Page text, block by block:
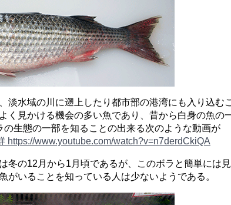
淡水域の川に遡上したり都市部の港湾にも入り込む
く見かける機会の多い魚であり、昔から白身の魚の
生態の一部を知ることの出来る次のような動画が
https://www.youtube.com/watch?v=n7derdCkiQA
冬の12月から1月頃であるが、このボラと簡単には
いることを知っている人は少ないようである。